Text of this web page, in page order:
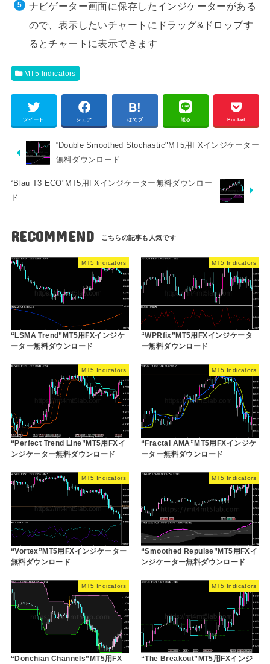
ナビゲーター画面に保存したインジケーターがある
ので、表示したいチャートにドラッグ&ドロップす
るとチャートに表示できます
MT5 Indicators
ツイート シェア はてブ 送る Pocket
“Double Smoothed Stochastic"MT5用FXインジケーター
無料ダウンロード
“Blau T3 ECO"MT5用FXインジケーター無料ダウンロー
ド
RECOMMEND
MT5 Indicators
“LSMA Trend”MT5用FXインジケ
ーター無料ダウンロード
MT5 Indicators
“WPRfix”MT5用FXインジケータ
ー無料ダウンロード
MT5 Indicators
“Perfect Trend Line”MT5用FXイ
ンジケーター無料ダウンロード
MT5 Indicators
“Fractal AMA”MT5用FXインジケ
ーター無料ダウンロード
MT5 Indicators
“Vortex”MT5用FXインジケーター
無料ダウンロード
MT5 Indicators
“Smoothed Repulse”MT5用FXイ
ンジケーター無料ダウンロード
MT5 Indicators
“Donchian Channels”MT5用FX
MT5 Indicators
“The Breakout”MT5用FXインジ